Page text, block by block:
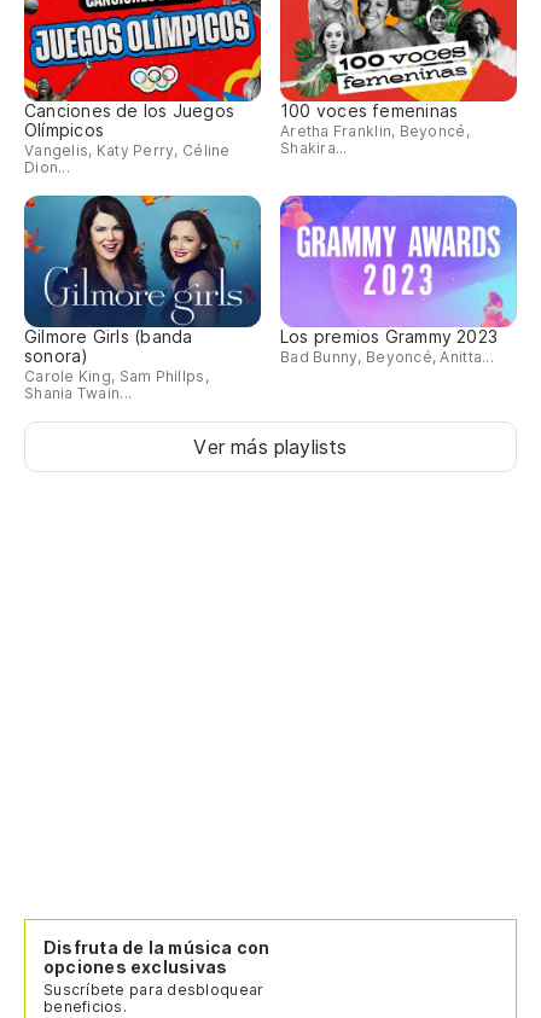
Canciones de los Juegos
Olímpicos
Vangelis, Katy Perry, Céline
Dion...
100 voces femeninas
Aretha Franklin, Beyoncé,
Shakira...
Gilmore Girls (banda
sonora)
Carole King, Sam Phillps,
Shania Twain...
Los premios Grammy 2023
Bad Bunny, Beyoncé, Anitta...
Ver más playlists
Disfruta de la música con
opciones exclusivas
Suscríbete para desbloquear
beneficios.